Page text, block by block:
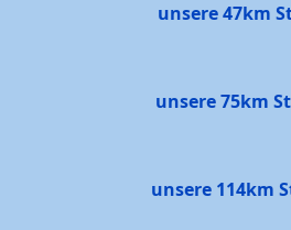
unsere 47km
unsere 75km
unsere 114km